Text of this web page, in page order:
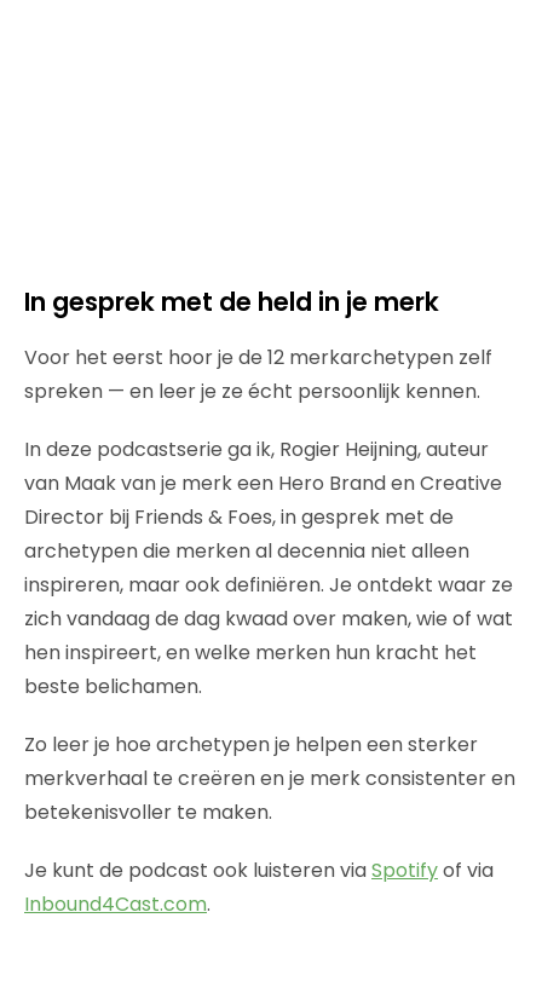
In gesprek met de held in je merk
Voor het eerst hoor je de 12 merkarchetypen zelf
spreken — en leer je ze écht persoonlijk kennen.
In deze podcastserie ga ik, Rogier Heijning, auteur
van Maak van je merk een Hero Brand en Creative
Director bij Friends & Foes, in gesprek met de
archetypen die merken al decennia niet alleen
inspireren, maar ook definiëren. Je ontdekt waar ze
zich vandaag de dag kwaad over maken, wie of wat
hen inspireert, en welke merken hun kracht het
beste belichamen.
Zo leer je hoe archetypen je helpen een sterker
merkverhaal te creëren en je merk consistenter en
betekenisvoller te maken.
Je kunt de podcast ook luisteren viaSpotifyof via
Inbound4Cast.com.